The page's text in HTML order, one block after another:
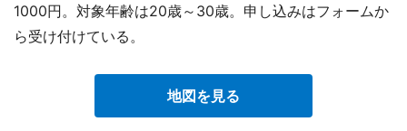
1000円。対象年齢は20歳～30歳。申し込みはフォームか
ら受け付けている。
地図を見る